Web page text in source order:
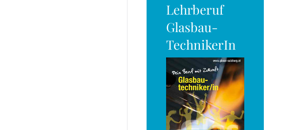
Lehrberuf
Glasbau-
TechnikerIn